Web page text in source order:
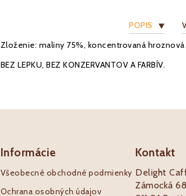
POPIS
Zloženie: maliny 75%, koncentrovaná
BEZ LEPKU, BEZ KONZERVANTOV A FARBÍV.
Informácie
Všeobecné obchodné podmienky
Ochrana osobných údajov
Kontakt
Delight
Zámocká